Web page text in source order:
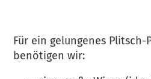
Für ein gelungenes Plitsch-
benötigen wir: